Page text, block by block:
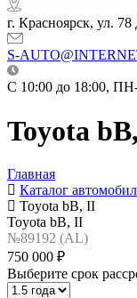
г. Красноярск, ул.
S-
C 10:00 до 18:00,
Toyota
Главная
Каталог
Toyota bB, II
Toyota bB, II
№89192 (AL)
750 000 ₽
Выберите срок